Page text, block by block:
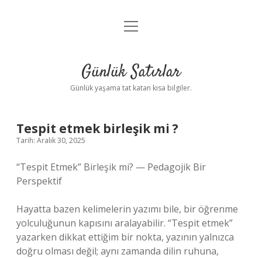
Anasayfa
Yasal Uyarı
menüyü
Günlük Satırlar
Günlük yaşama tat katan kısa bilgiler.
Tespit etmek birleşik mi ?
Tarih: Aralık 30, 2025
“Tespit Etmek” Birleşik mi? — Pedagojik Bir
Perspektif
Hayatta bazen kelimelerin yazımı bile, bir öğrenme
yolculuğunun kapısını aralayabilir. “Tespit etmek”
yazarken dikkat ettiğim bir nokta, yazının yalnızca
doğru olması değil; aynı zamanda dilin ruhuna,